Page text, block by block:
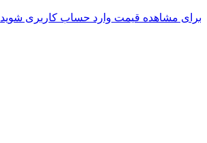
برای مشاهده قیمت وارد حساب کاربری شوید